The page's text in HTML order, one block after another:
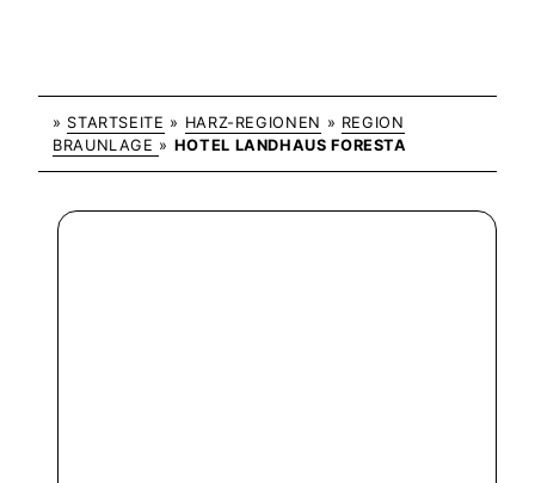
» STARTSEITE » HARZ-REGIONEN » REGION
BRAUNLAGE » HOTEL LANDHAUS FORESTA